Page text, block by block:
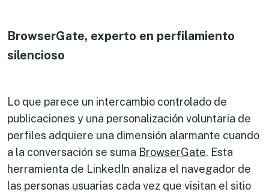
BrowserGate, experto en perfilamiento
silencioso
Lo que parece un intercambio controlado de
publicaciones y una personalización voluntaria de
perfiles adquiere una dimensión alarmante cuando
a la conversación se suma BrowserGate. Esta
herramienta de LinkedIn analiza el navegador de
las personas usuarias cada vez que visitan el sitio